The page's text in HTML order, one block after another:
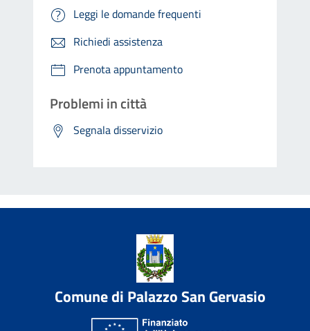
Leggi le domande frequenti
Richiedi assistenza
Prenota appuntamento
Problemi in città
Segnala disservizio
Comune di Palazzo San Gervasio